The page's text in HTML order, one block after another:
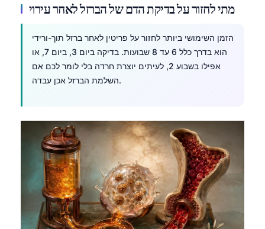
מתי לחזור על בדיקת הדם של הברזל לאחר עירוי
הזמן השימושי ביותר לחזור על פריטין לאחר ברזל תוך-ורידי
הוא בדרך כלל 6 עד 8 שבועות. בדיקה ביום 3, ביום 7, או
אפילו בשבוע 2, לעיתים יוצרת חרדה בלי לומר לכם אם
השלמת הברזל אכן עבדה.